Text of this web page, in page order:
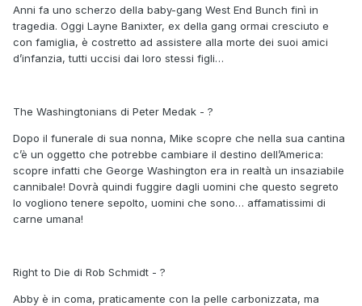
Anni fa uno scherzo della baby-gang West End Bunch finì in
tragedia. Oggi Layne Banixter, ex della gang ormai cresciuto e
con famiglia, è costretto ad assistere alla morte dei suoi amici
d’infanzia, tutti uccisi dai loro stessi figli…
The Washingtonians di Peter Medak - ?
Dopo il funerale di sua nonna, Mike scopre che nella sua cantina
c’è un oggetto che potrebbe cambiare il destino dell’America:
scopre infatti che George Washington era in realtà un insaziabile
cannibale! Dovrà quindi fuggire dagli uomini che questo segreto
lo vogliono tenere sepolto, uomini che sono… affamatissimi di
carne umana!
Right to Die di Rob Schmidt - ?
Abby è in coma, praticamente con la pelle carbonizzata, ma